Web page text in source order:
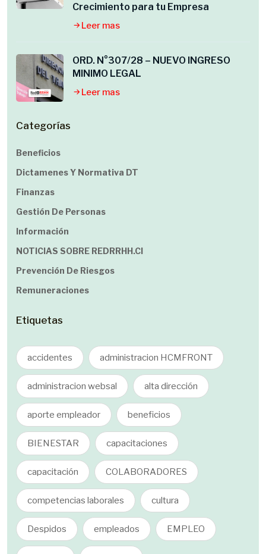
Crecimiento para tu Empresa
Leer mas
ORD. N°307/28 – NUEVO INGRESO
MINIMO LEGAL
Leer mas
Categorías
Beneficios
Dictamenes Y Normativa DT
Finanzas
Gestión De Personas
Información
NOTICIAS SOBRE REDRRHH.cl
Prevención De Riesgos
Remuneraciones
Etiquetas
accidentes administracion HCMFRONT
administracion websal alta dirección
aporte empleador beneficios
BIENESTAR capacitaciones
capacitación COLABORADORES
competencias laborales cultura
Despidos empleados EMPLEO